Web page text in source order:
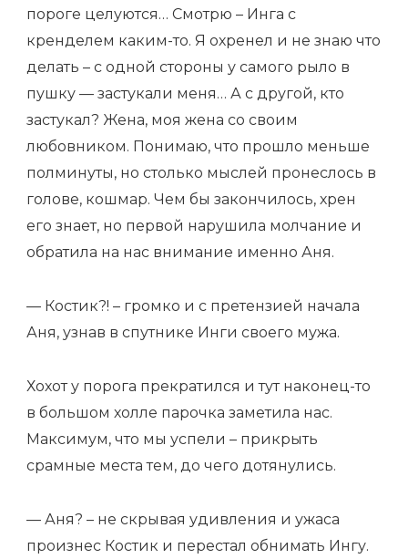
пороге целуются… Смотрю – Инга с
кренделем каким-то. Я охренел и не знаю что
делать – с одной стороны у самого рыло в
пушку — застукали меня… А с другой, кто
застукал? Жена, моя жена со своим
любовником. Понимаю, что прошло меньше
полминуты, но столько мыслей пронеслось в
голове, кошмар. Чем бы закончилось, хрен
его знает, но первой нарушила молчание и
обратила на нас внимание именно Аня.
— Костик?! – громко и с претензией начала
Аня, узнав в спутнике Инги своего мужа.
Хохот у порога прекратился и тут наконец-то
в большом холле парочка заметила нас.
Максимум, что мы успели – прикрыть
срамные места тем, до чего дотянулись.
— Аня? – не скрывая удивления и ужаса
произнес Костик и перестал обнимать Ингу.